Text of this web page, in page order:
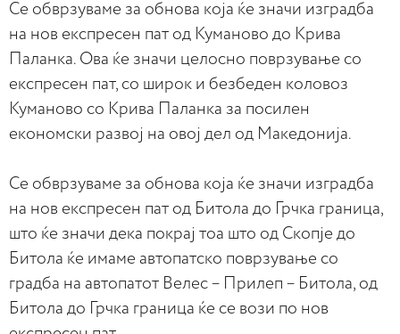
Се обврзуваме за обнова која ќе значи изградба
на нов експресен пат од Куманово до Крива
Паланка. Ова ќе значи целосно поврзување со
експресен пат, со широк и безбеден коловоз
Куманово со Крива Паланка за посилен
економски развој на овој дел од Македонија.
Се обврзуваме за обнова која ќе значи изградба
на нов експресен пат од Битола до Грчка граница,
што ќе значи дека покрај тоа што од Скопје до
Битола ќе имаме автопатско поврзување со
градба на автопатот Велес – Прилеп – Битола, од
Битола до Грчка граница ќе се вози по нов